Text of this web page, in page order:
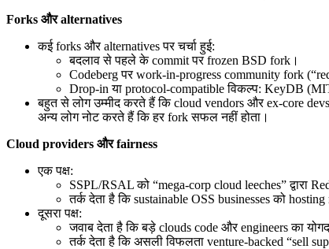
Forks और alternatives
कई forks और alternatives पर चर्चा हुई:
बदलाव से पहले के commit पर frozen BSD fork।
Codeberg पर work-in-progress community fork
Drop-in या protocol-compatible विकल्प: KeyDB
बहुत से लोग उम्मीद करते हैं कि cloud vendors और ex-core
अन्य लोग नोट करते हैं कि हर fork सफल नहीं होता।
Cloud providers और fairness
एक पक्ष:
SSPL/RSAL को “mega-corp cloud leeches” द्वारा
तर्क देता है कि sustainable OSS businesses को
दूसरा पक्ष:
जवाब देता है कि बड़े clouds code और engineers का
तर्क देता है कि असली विफलता venture-backed “sell